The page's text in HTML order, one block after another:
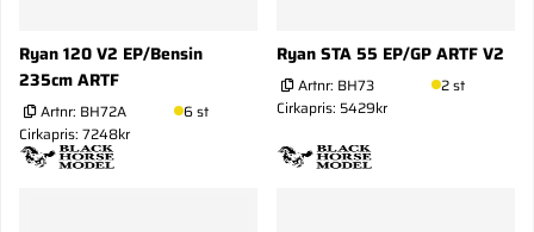
Ryan 120 V2 EP/Bensin
235cm ARTF
Artnr: BH72A
6 st
Cirkapris: 7248kr
Ryan STA 55 EP/GP ARTF V2
Artnr: BH73
2 st
Cirkapris: 5429kr